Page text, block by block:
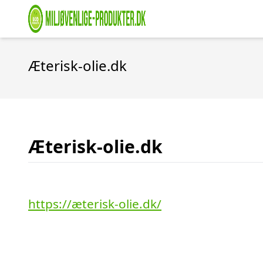
Æterisk-olie.dk
Æterisk-olie.dk
https://æterisk-olie.dk/